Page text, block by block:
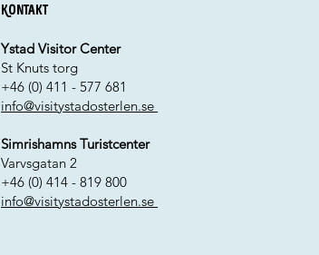
Kontakt
Ystad Visitor Center
St Knuts torg
+46 (0) 411 - 577 681
info@visitystadosterlen.se
Simrishamns Turistcenter
Varvsgatan 2
+46 (0) 414 - 819 800
info@visitystadosterlen.se